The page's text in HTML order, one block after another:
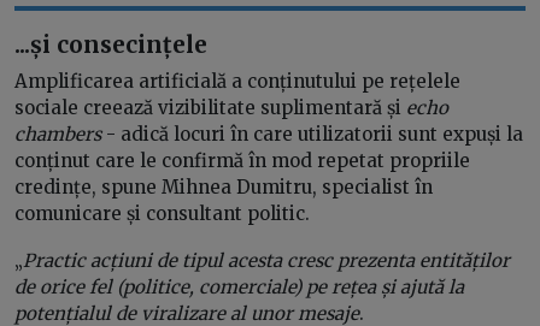
...și consecințele
Amplificarea artificială a conținutului pe rețelele
sociale creează vizibilitate suplimentară și echo
chambers- adică locuri în care utilizatorii sunt expuși la
conținut care le confirmă în mod repetat propriile
credințe, spune Mihnea Dumitru, specialist în
comunicare și consultant politic.
„Practic acțiuni de tipul acesta cresc prezenta entităților
de orice fel (politice, comerciale) pe rețea și ajută la
potențialul de viralizare al unor mesaje.